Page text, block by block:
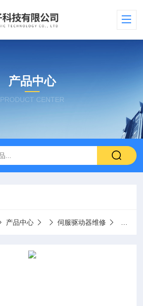
产品中心
PRODUCT CENTER
产品中心 伺服驱动器维修